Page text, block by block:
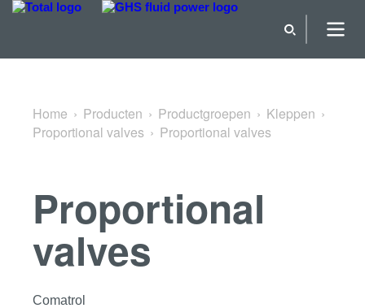
Terug naar Proportional valves
Home Producten Productgroepen
Kleppen
Proportional valves
Proportional valves
Proportional
valves
Comatrol